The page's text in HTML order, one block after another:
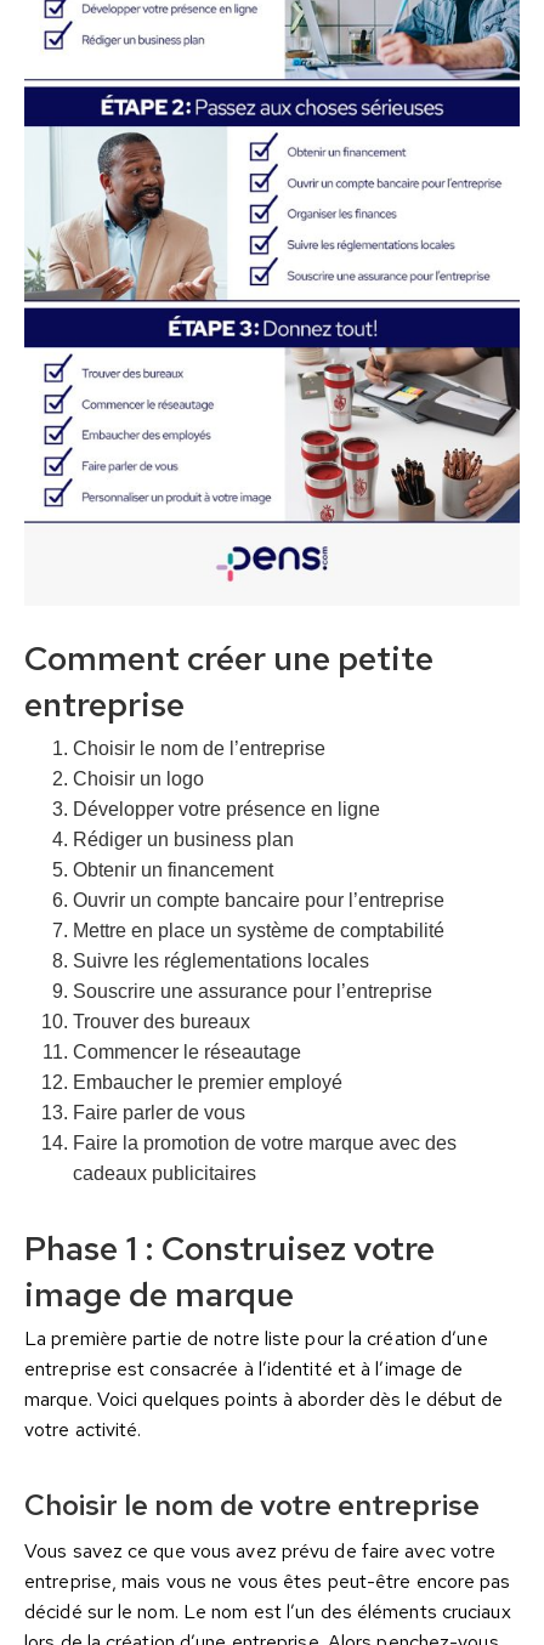
Comment créer une petite
entreprise
Choisir le nom de l’entreprise
Choisir un logo
Développer votre présence en ligne
Rédiger un business plan
Obtenir un financement
Ouvrir un compte bancaire pour l’entreprise
Mettre en place un système de comptabilité
Suivre les réglementations locales
Souscrire une assurance pour l’entreprise
Trouver des bureaux
Commencer le réseautage
Embaucher le premier employé
Faire parler de vous
Faire la promotion de votre marque avec des
cadeaux publicitaires
Phase 1 : Construisez votre
image de marque
La première partie de notre liste pour la création d’une
entreprise est consacrée à l’identité et à l’image de
marque. Voici quelques points à aborder dès le début de
votre activité.
Choisir le nom de votre entreprise
Vous savez ce que vous avez prévu de faire avec votre
entreprise, mais vous ne vous êtes peut-être encore pas
décidé sur le nom. Le nom est l’un des éléments cruciaux